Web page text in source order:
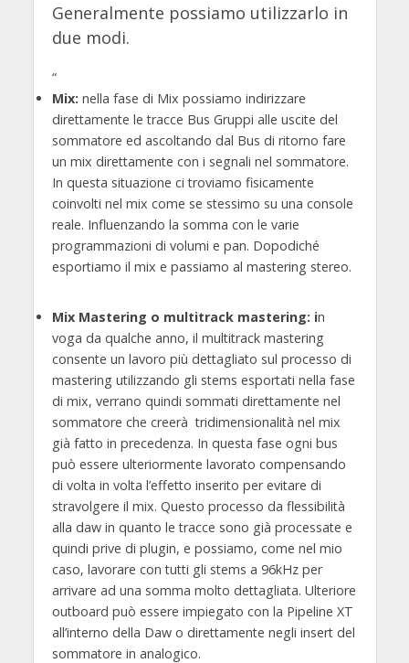
Generalmente possiamo utilizzarlo in
due modi.
“
Mix: nella fase di Mix possiamo indirizzare
direttamente le tracce Bus Gruppi alle uscite del
sommatore ed ascoltando dal Bus di ritorno fare
un mix direttamente con i segnali nel sommatore.
In questa situazione ci troviamo fisicamente
coinvolti nel mix come se stessimo su una console
reale. Influenzando la somma con le varie
programmazioni di volumi e pan. Dopodiché
esportiamo il mix e passiamo al mastering stereo.
Mix Mastering o multitrack mastering: in
voga da qualche anno, il multitrack mastering
consente un lavoro più dettagliato sul processo di
mastering utilizzando gli stems esportati nella fase
di mix, verrano quindi sommati direttamente nel
sommatore che creerà tridimensionalità nel mix
già fatto in precedenza. In questa fase ogni bus
può essere ulteriormente lavorato compensando
di volta in volta l’effetto inserito per evitare di
stravolgere il mix. Questo processo da flessibilità
alla daw in quanto le tracce sono già processate e
quindi prive di plugin, e possiamo, come nel mio
caso, lavorare con tutti gli stems a 96kHz per
arrivare ad una somma molto dettagliata. Ulteriore
outboard può essere impiegato con la Pipeline XT
all’interno della Daw o direttamente negli insert del
sommatore in analogico.